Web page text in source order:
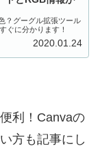
？グーグル拡張ツール
ぐに分かります！
2020.01.24
利！Canvaの
方も記事にし